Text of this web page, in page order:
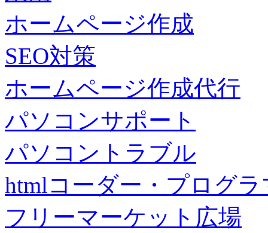
ホームページ作成
SEO対策
ホームページ作成代行
パソコンサポート
パソコントラブル
htmlコーダー・プログラ
フリーマーケット広場